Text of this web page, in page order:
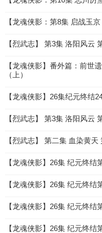
【龙魂侠影：第8集 启战玉
【烈武志】 第3集 洛阳风云
【龙魂侠影】番外篇：前世
（上）
【龙魂侠影】26集纪元终结
【烈武志】 第3集 洛阳风云
【烈武志】 第二集 血染黄
【龙魂侠影】26集 纪元终结
【龙魂侠影】26集 纪元终结
【龙魂侠影】26集 纪元终结
【龙魂侠影】26集 纪元终结